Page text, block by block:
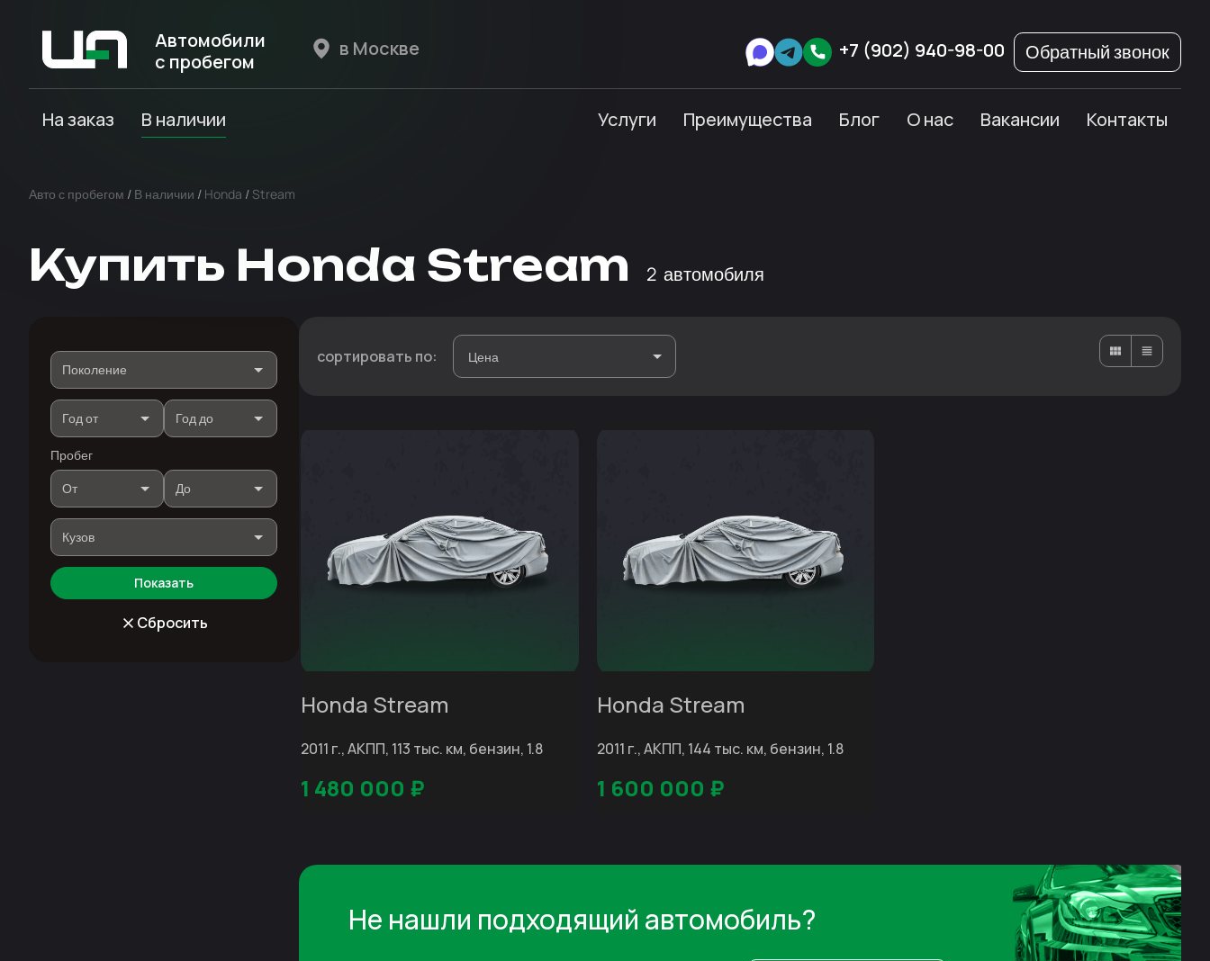
Автомобили
с пробегом
+7 (902) 940-98-00 Обратный звонок
На заказ В наличии Услуги Преимущества Блог О нас Вакансии Контакты
Авто с пробегом / В наличии / Honda / Stream
Купить Honda Stream 2 автомобиля
Пробег
Показать
Сбросить
сортировать по:
Honda Stream
2011 г., АКПП, 113 тыс. км, бензин, 1.8
1 480 000 ₽
Honda Stream
2011 г., АКПП, 144 тыс. км, бензин, 1.8
1 600 000 ₽
Не нашли подходящий автомобиль?